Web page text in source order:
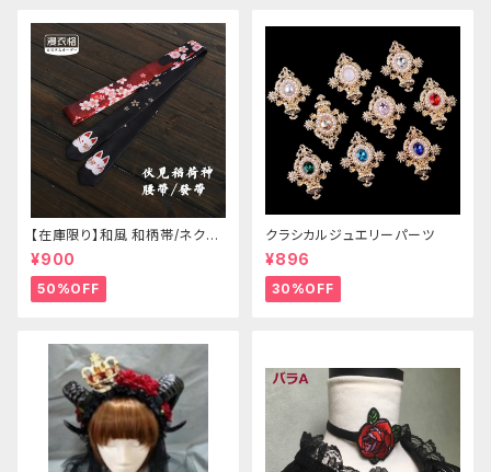
【在庫限り】和風 和柄帯/ネクタ
イ/リボン（狐面/金魚
¥900
50%OFF
クラシカルジュエリーパーツ
¥896
30%OFF